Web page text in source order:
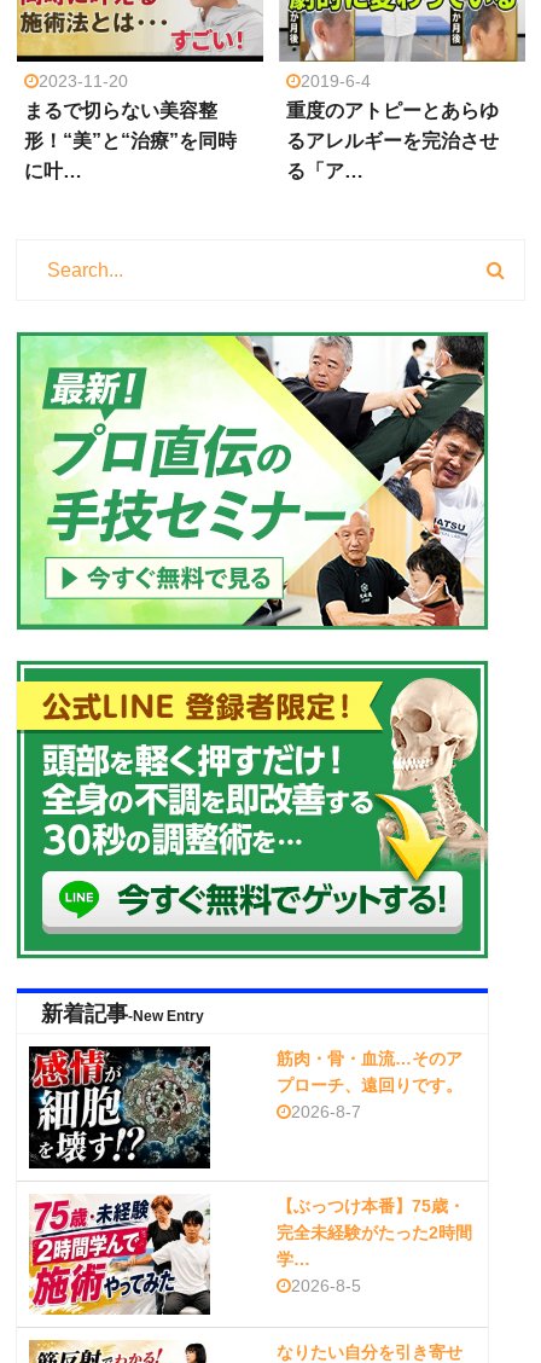
2023-11-20
まるで切らない美容整
形！“美”と“治療”を同時
に叶…
2019-6-4
重度のアトピーとあらゆ
るアレルギーを完治させ
る「ア…
新着記事-New Entry
筋肉・骨・血流…そのア
プローチ、遠回りです。
2026-8-7
【ぶっつけ本番】75歳・
完全未経験がたった2時間
学…
2026-8-5
なりたい自分を引き寄せ